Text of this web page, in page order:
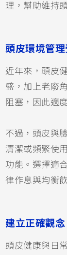
理，幫助維持
頭皮環境管
近年來，頭皮
盛，加上老廢
阻塞，因此適
不過，頭皮與
清潔或頻繁使
功能。選擇適
律作息與均衡
建立正確觀
頭皮健康與日